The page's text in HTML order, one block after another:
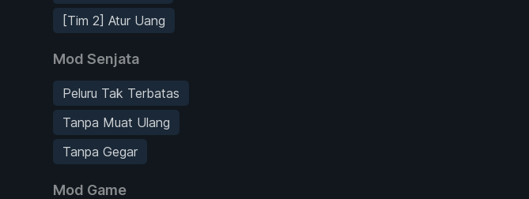
[Tim 2] Atur Uang
Mod Senjata
Peluru Tak Terbatas
Tanpa Muat Ulang
Tanpa Gegar
Mod Game